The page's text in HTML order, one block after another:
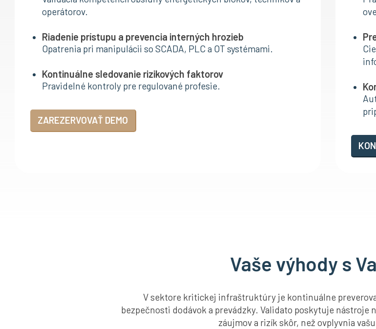
operátorov.
Riadenie prístupu a prevencia interných hrozieb
Opatrenia pri manipulácii so SCADA, PLC a OT systémami.
Kontinuálne sledovanie rizikových faktorov
Pravidelné kontroly pre regulované profesie.
ZAREZERVOVAŤ DEMO
Vaše výhody s
V sektore kritickej infraštruktúry je kontinuálne
bezpečnosti dodávok a prevádzky. Validato poskytuje
záujmov a rizík skôr, než ovplyvnia